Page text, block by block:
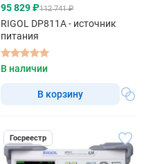
95 829 ₽112 741 ₽
RIGOL DP811A - источник
питания
В наличии
В корзину
Госреестр